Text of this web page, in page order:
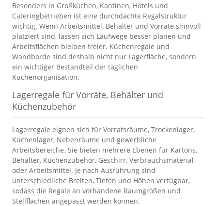
Besonders in Großküchen, Kantinen, Hotels und
Cateringbetrieben ist eine durchdachte Regalstruktur
wichtig. Wenn Arbeitsmittel, Behälter und Vorräte sinnvoll
platziert sind, lassen sich Laufwege besser planen und
Arbeitsflächen bleiben freier. Küchenregale und
Wandborde sind deshalb nicht nur Lagerfläche, sondern
ein wichtiger Bestandteil der täglichen
Küchenorganisation.
Lagerregale für Vorräte, Behälter und
Küchenzubehör
Lagerregale eignen sich für Vorratsräume, Trockenlager,
Küchenlager, Nebenräume und gewerbliche
Arbeitsbereiche. Sie bieten mehrere Ebenen für Kartons,
Behälter, Küchenzubehör, Geschirr, Verbrauchsmaterial
oder Arbeitsmittel. Je nach Ausführung sind
unterschiedliche Breiten, Tiefen und Höhen verfügbar,
sodass die Regale an vorhandene Raumgrößen und
Stellflächen angepasst werden können.